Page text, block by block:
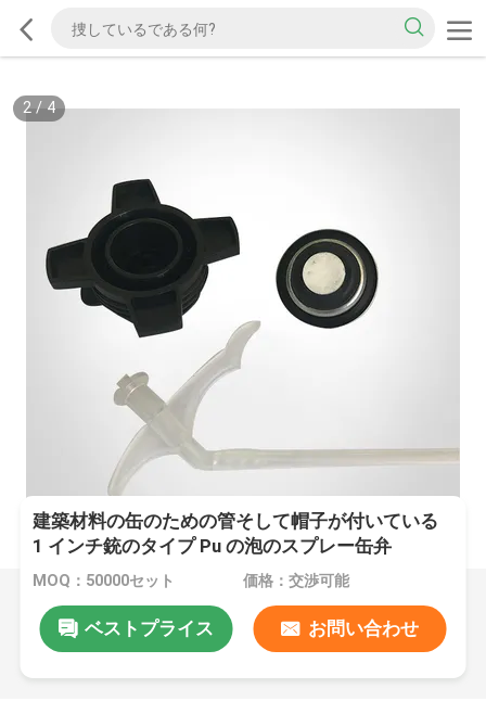
2/ 4
建築材料の缶のための管そして帽子が付いている
1 インチ銃のタイプ Pu の泡のスプレー缶弁
MOQ：50000セット 価格：交渉可能
ベストプライス お問い合わせ